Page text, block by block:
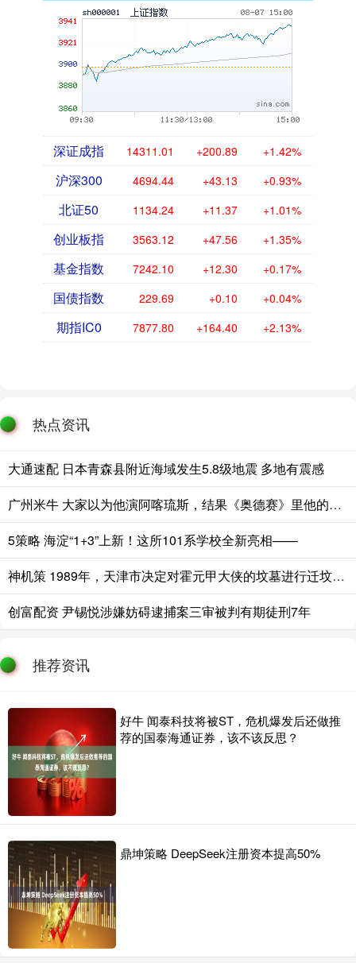
深证成指 14311.01 +200.89 +1.42%
沪深300 4694.44 +43.13 +0.93%
北证50 1134.24 +11.37 +1.01%
创业板指 3563.12 +47.56 +1.35%
基金指数 7242.10 +12.30 +0.17%
国债指数 229.69 +0.10 +0.04%
期指IC0 7877.80 +164.40 +2.13%
热点资讯
大通速配 日本青森县附近海域发生5.8级地震 多地有震感
广州米牛 大家以为他演阿喀琉斯，结果《奥德赛》里他的角色才是真正关键
5策略 海淀“1+3”上新！这所101系学校全新亮相——
神机策 1989年，天津市决定对霍元甲大侠的坟墓进行迁坟，不料在水泥地下挖出
创富配资 尹锡悦涉嫌妨碍逮捕案三审被判有期徒刑7年
推荐资讯
好牛 闻泰科技将被ST，危机爆发后还做推
荐的国泰海通证券，该不该反思？
鼎坤策略 DeepSeek注册资本提高50%